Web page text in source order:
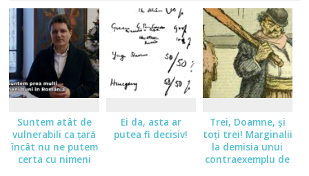
Suntem atât de
vulnerabili ca ţară
încât nu ne putem
certa cu nimeni
Ei da, asta ar
putea fi decisiv!
Trei, Doamne, şi
toţi trei! Marginalii
la demisia unui
contraexemplu de